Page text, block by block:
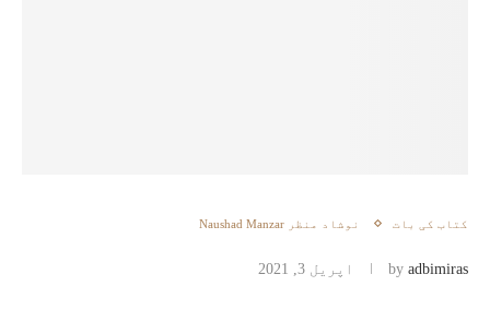
کتاب کی بات نوشاد منظر Naushad Manzar
by adbimiras اپریل 3, 2021